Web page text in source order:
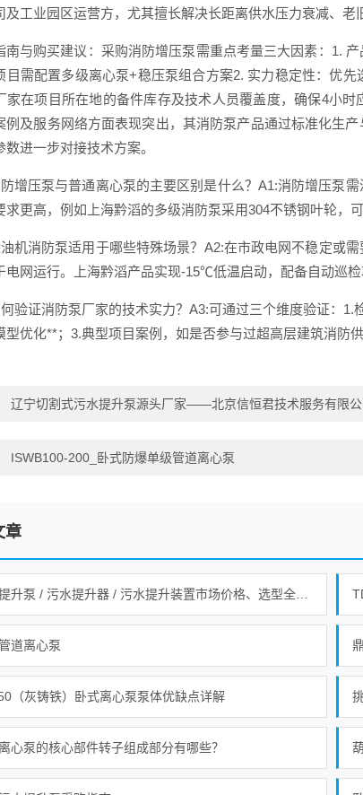
及工业园区运营方，尤其擅长解决长距离供水压力衰减、老
南与购买建议：采购消防增压泵需重点考量三大因素：1.
目需配置多级离心泵+稳压泵组合方案2. 实力稳定性：优
家在项目所在地的备件库存及技术人员覆盖度，确保4小
例及服务网络方面表现突出，其消防泵产品通过标准化生
进一步对接技术方案。
增压泵与普通离心泵的主要区别是什么？A1:消防增压泵
求更高，例如上海黔滔的多级消防泵采用304不锈钢叶轮，
机消防泵适用于哪些特殊场景？A2:在市政电网不稳定或
电网运行。上海黔滔产品实现-15℃低温启动，配备自动巡检
验证消防泵厂家的技术实力？A3:可通过三个维度验证：
型优化**；3.典型项目案例，如是否参与过超高层建筑消防供
辽宁切割式污水提升泵源头厂家——北京信恒君技术服务有限公
ISWB100-200_卧式防爆单级管道离心泵
章
污水提升泵 / 污水提升器 / 污水提升装置市场价格、选型全指南！
道离心泵
（灰铸铁）卧式离心泵泵体优缺点详解
心泵的核心部件转子组成部分有哪些？